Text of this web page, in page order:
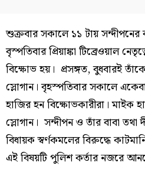
শুক্রবার সকালে ১১ টায় সন্দীপনের
বৃস্পতিবার প্রিয়াঙ্কা টিব্রেওয়াল
বিক্ষোভ হয়। প্রসঙ্গত, বুধবারই
স্লোগান। বৃহস্পতিবার সকালে
হাজির হন বিক্ষোভকারীরা। মাইক
স্লোগান। সন্দীপন ও তাঁর বাবা তথা
বিধায়ক স্বর্ণকমলের বিরুদ্ধে
এই বিষয়টি পুলিশ কর্তার নজরে